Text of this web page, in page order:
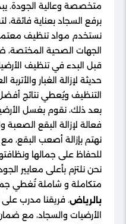
متخصصة وعالية الجودة.
برفع السجاد بعناية
نستخدم مواد تنظيف
الجهات الصحية
قبل البدء في تنظيف
حديثة لإزالة الغبار
التنظيف ويُعطي نتائج
بعد ذلك، نقوم بغسل
فعالة لإزالة البقع
نهتم بإزالة أصعب البقع،
للحفاظ على جمالها
نحن نلتزم بأعلى معايير
متكاملة و شاملة تُغطي
بالرياض. فريقنا مدرب
الأرضيات والسجاد، مع